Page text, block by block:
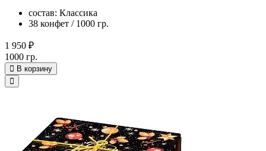
состав: Классика
38 конфет / 1000 гр.
1 950 ₽
1000 гр.
В корзину